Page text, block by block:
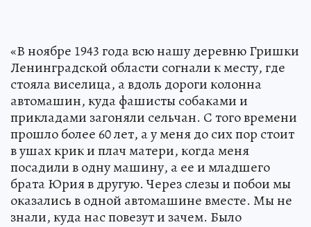
«В ноябре 1943 года всю нашу деревню Гришки
Ленинградской области согнали к месту, где
стояла виселица, а вдоль дороги колонна
автомашин, куда фашисты собаками и
прикладами загоняли сельчан. С того времени
прошло более 60 лет, а у меня до сих пор стоит
в ушах крик и плач матери, когда меня
посадили в одну машину, а ее и младшего
брата Юрия в другую. Через слезы и побои мы
оказались в одной автомашине вместе. Мы не
знали, куда нас повезут и зачем. Было